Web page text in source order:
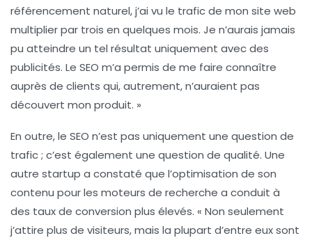
référencement naturel, j’ai vu le trafic de mon site web
multiplier par trois en quelques mois. Je n’aurais jamais
pu atteindre un tel résultat uniquement avec des
publicités. Le SEO m’a permis de me faire connaître
auprès de clients qui, autrement, n’auraient pas
découvert mon produit. »
En outre, le SEO n’est pas uniquement une question de
trafic ; c’est également une question de qualité. Une
autre startup a constaté que l’optimisation de son
contenu pour les moteurs de recherche a conduit à
des taux de conversion plus élevés. « Non seulement
j’attire plus de visiteurs, mais la plupart d’entre eux sont